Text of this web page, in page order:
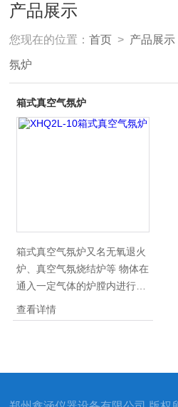
产品展示
您现在的位置：首页 > 产品展示
氛炉
箱式真空气氛炉
箱式真空气氛炉又名无氧退火
炉、真空气氛烧结炉等 物体在
通入一定气体的炉膛内进行烧
结的方法。 不同的材料选择适
宜的气氛烧结，有助于烧结过
氛炉常用的有真空、氢、氧、
查看详情